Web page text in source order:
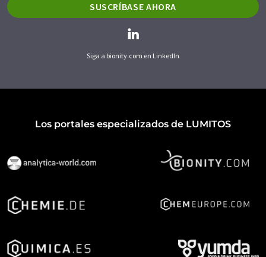
SUSCRÍBASE AHORA
Siga a bionity.com en LinkedIn
Los portales especializados de LUMITOS